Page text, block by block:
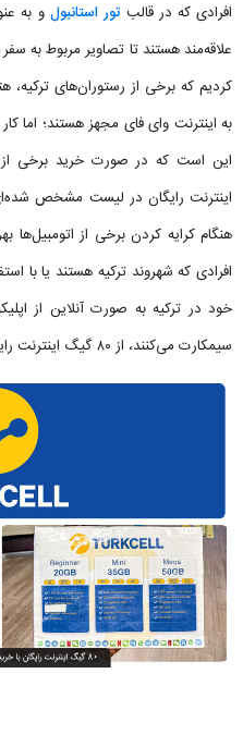
افرادی که در قالبتور استانبول و به
علاقه‌مند هستند تا تصاویر مربوط به
کردیم که برخی از رستوران‌های ترکیه،
به اینترنت وای فای مجهز هستند؛ اما
این است که در صورت خرید برخی
اینترنت رایگان در لیست مشخص
هنگام کرایه کردن برخی از اتومبیل‌ها
افرادی که شهروند ترکیه هستند یا با
خود در ترکیه به صورت آنلاین از
سیمکارت می‌کنند، از ۸۰ گیگ اینترنت رایگان برخوردار خواهند شد.